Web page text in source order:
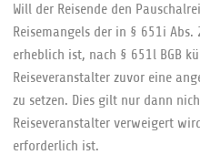
Will der Reisende den
Reisemangels der in § 651i Abs.
erheblich ist, nach § 651l BGB
Reiseveranstalter zuvor eine
zu setzen. Dies gilt nur dann
Reiseveranstalter verweigert
erforderlich ist.